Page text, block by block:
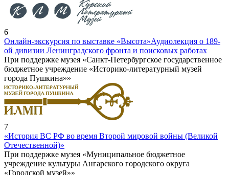
6
Онлайн-экскурсия по выставке «Высота»Аудиолекция о 189-
ой дивизии Ленинградского фронта и поисковых работах
При поддержке музея «Санкт-Петербургское государственное
бюджетное учреждение «Историко-литературный музей
города Пушкина»»
7
«История ВС РФ во время Второй мировой войны (Великой
Отечественной)»
При поддержке музея «Муниципальное бюджетное
учреждение культуры Ангарского городского округа
«Городской музей»»